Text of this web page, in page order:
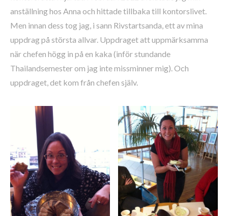
anställning hos Anna och hittade tillbaka till kontorslivet.
Men innan dess tog jag, i sann Rivstartsanda, ett av mina
uppdrag på största allvar. Uppdraget att uppmärksamma
när chefen högg in på en kaka (inför stundande
Thailandsemester om jag inte missminner mig). Och
uppdraget, det kom från chefen själv.